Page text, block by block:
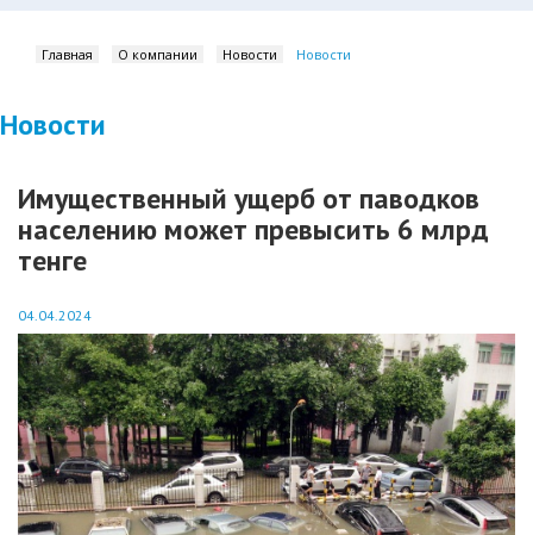
Главная О компании Новости Новости
Новости
Имущественный ущерб от паводков
населению может превысить 6 млрд
тенге
04.04.2024